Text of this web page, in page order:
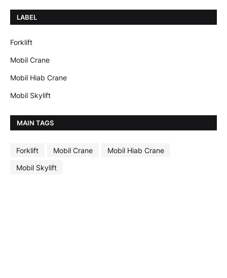
LABEL
Forklift
Mobil Crane
Mobil Hiab Crane
Mobil Skylift
MAIN TAGS
Forklift Mobil Crane
Mobil Hiab Crane
Mobil Skylift